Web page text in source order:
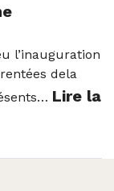
l’inauguration
dela
Lire la